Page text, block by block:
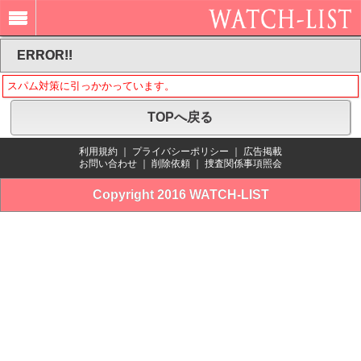
ERROR!!
スパム対策に引っかかっています。
TOPへ戻る
利用規約 プライバシーポリシー
広告掲載
お問い合わせ
削除依頼 捜査関係事項照会
Copyright 2016 WATCH-LIST